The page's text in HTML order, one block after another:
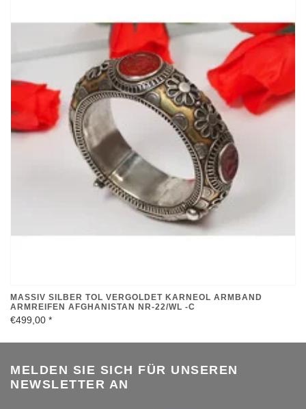
MASSIV SILBER TOL VERGOLDET KARNEOL ARMBAND
ARMREIFEN AFGHANISTAN NR-22/WL -C
€499,00 *
MELDEN SIE SICH FÜR UNSEREN
NEWSLETTER AN